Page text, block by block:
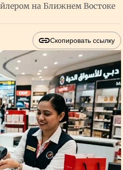
на Ближнем Востоке
Скопировать ссылку